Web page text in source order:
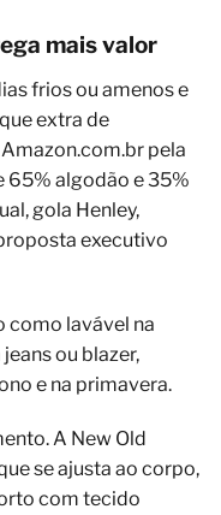
mais valor
frios ou amenos e
extra de
pela
65% algodão e 35%
gola Henley,
executivo
como lavável na
ou blazer,
e na primavera.
A New Old
se ajusta ao corpo,
com tecido